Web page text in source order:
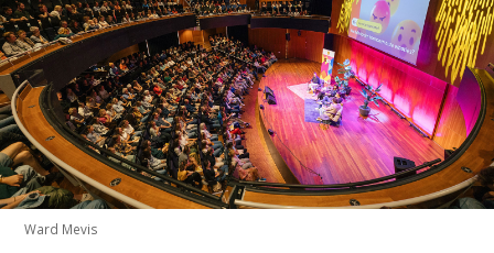
Ward Mevis